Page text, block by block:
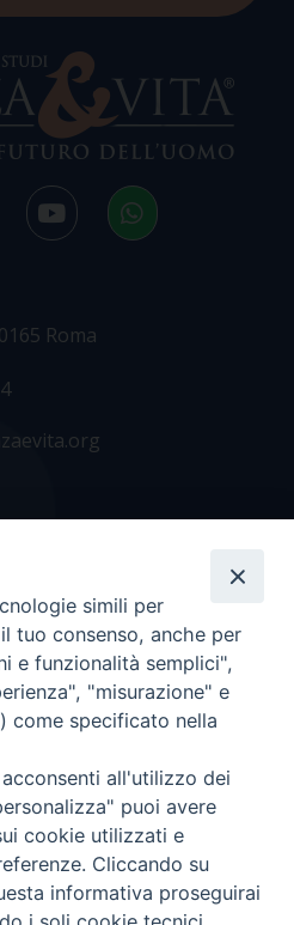
Roma
- C.F96600690588- Tutti i
simili per
tuo consenso, anche per
e funzionalità semplici",
"misurazione" e
come specificato nella
all'utilizzo dei
puoi avere
cookie utilizzati e
Cliccando su
informativa proseguirai